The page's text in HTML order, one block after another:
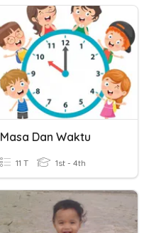
Masa Dan Waktu
11 T 1st - 4th